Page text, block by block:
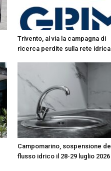
Trivento, al via la campagna di
ricerca perdite sulla rete idrica
Campomarino, sospensione del
flusso idrico il 28-29 luglio 2026